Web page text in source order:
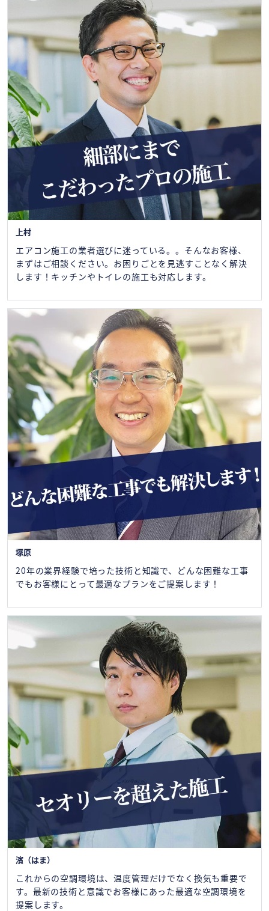
上村
エアコン施工の業者選びに迷っている。。そんなお客様、
まずはご相談ください。お困りごとを見逃すことなく解決
します！キッチンやトイレの施工も対応します。
塚原
20年の業界経験で培った技術と知識で、どんな困難な工事
でもお客様にとって最適なプランをご提案します！
濱（はま）
これからの空調環境は、温度管理だけでなく換気も重要で
す。最新の技術と意識でお客様にあった最適な空調環境を
提案します。